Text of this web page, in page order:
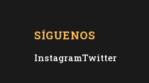
SÍGUENOS
InstagramTwitter